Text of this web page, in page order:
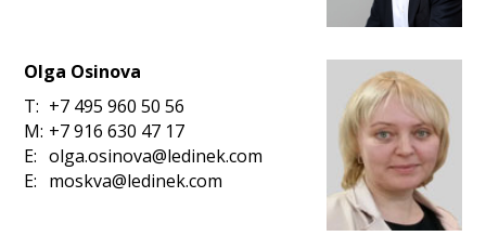
Olga Osinova
T: +7 495 960 50 56
M: +7 916 630 47 17
E: olga.osinova@ledinek.com
E: moskva@ledinek.com